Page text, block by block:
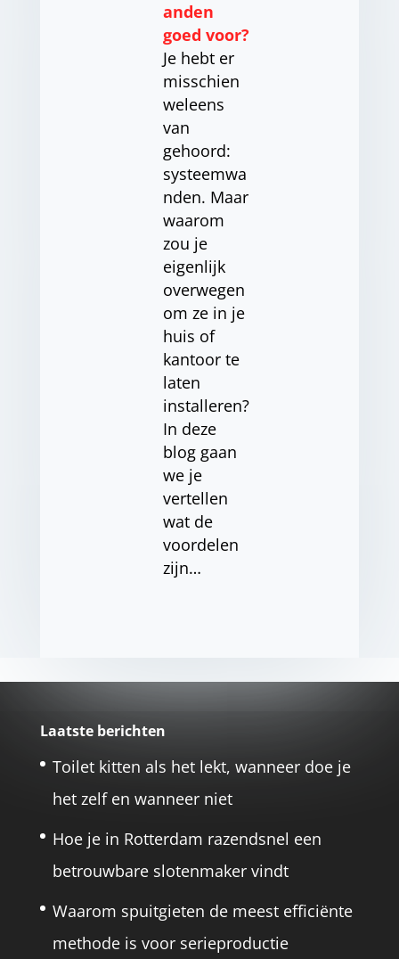
anden
goed voor?
Je hebt er
misschien
weleens
van
gehoord:
systeemwa
nden. Maar
waarom
zou je
eigenlijk
overwegen
om ze in je
huis of
kantoor te
laten
installeren?
In deze
blog gaan
we je
vertellen
wat de
voordelen
zijn…
Laatste berichten
Toilet kitten als het lekt, wanneer doe je
het zelf en wanneer niet
Hoe je in Rotterdam razendsnel een
betrouwbare slotenmaker vindt
Waarom spuitgieten de meest efficiënte
methode is voor serieproductie